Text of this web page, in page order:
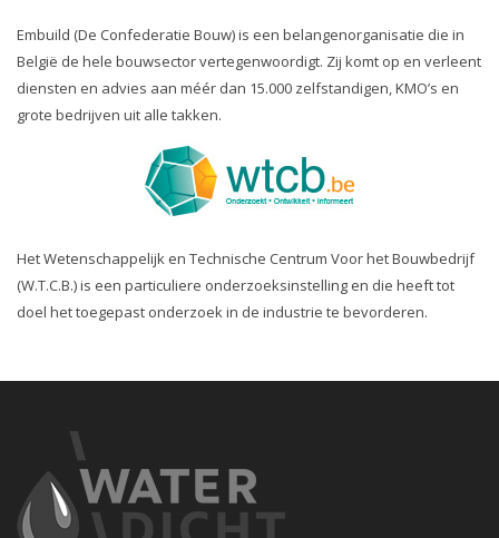
Embuild (De Confederatie Bouw) is een belangenorganisatie die in
België de hele bouwsector vertegenwoordigt. Zij komt op en verleent
diensten en advies aan méér dan 15.000 zelfstandigen, KMO’s en
grote bedrijven uit alle takken.
Het Wetenschappelijk en Technische Centrum Voor het Bouwbedrijf
(W.T.C.B.) is een particuliere onderzoeksinstelling en die heeft tot
doel het toegepast onderzoek in de industrie te bevorderen.